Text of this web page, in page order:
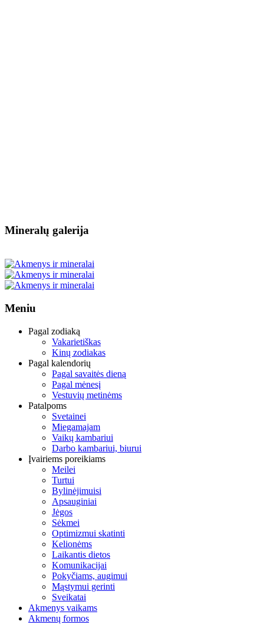
Mineralų galerija
Meniu
Pagal zodiaką
Vakarietiškas
Kinų zodiakas
Pagal kalendorių
Pagal savaitės dieną
Pagal mėnesį
Vestuvių metinėms
Patalpoms
Svetainei
Miegamajam
Vaikų kambariui
Darbo kambariui, biurui
Įvairiems poreikiams
Meilei
Turtui
Bylinėjimuisi
Apsauginiai
Jėgos
Sėkmei
Optimizmui skatinti
Kelionėms
Laikantis dietos
Komunikacijai
Pokyčiams, augimui
Mąstymui gerinti
Sveikatai
Akmenys vaikams
Akmenų formos